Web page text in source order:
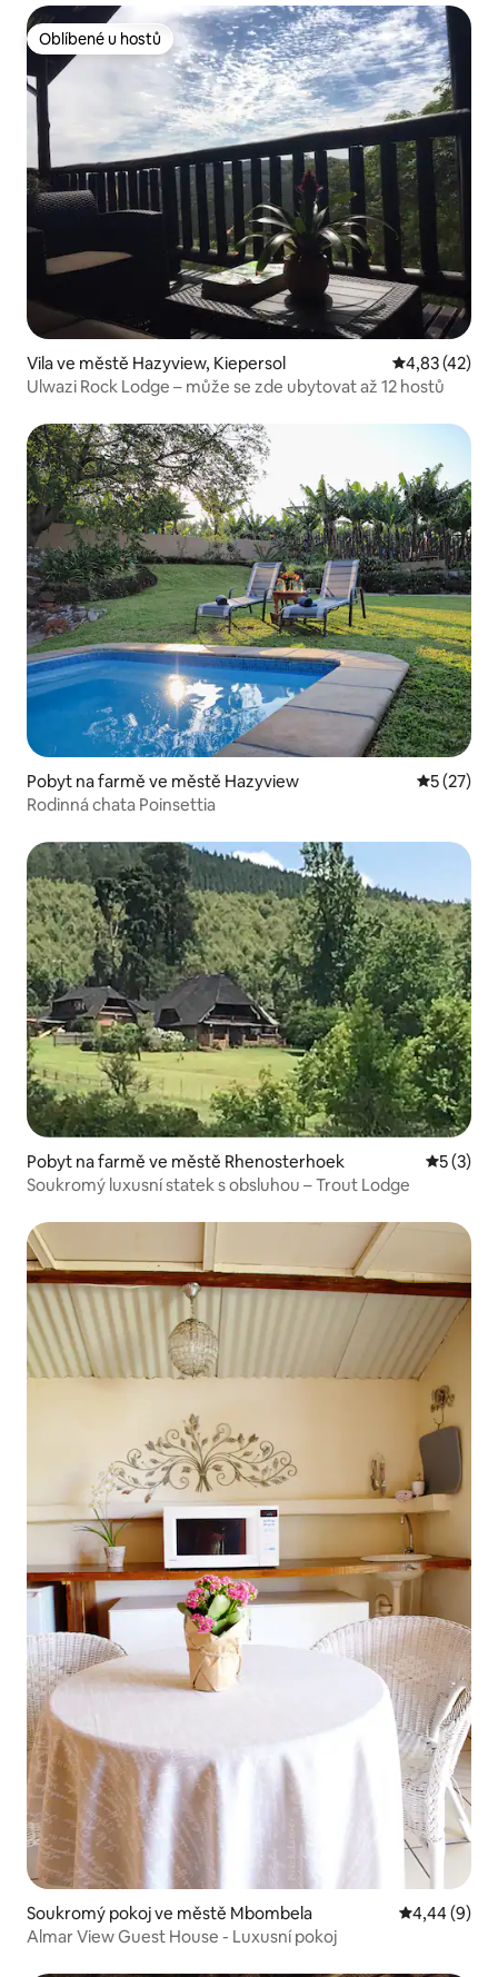
Oblíbené u hostů
Oblíbené u hostů
Vila ve městě Hazyview, Kiepersol Průměrné
4,83 (42)
Ulwazi Rock Lodge – může se zde ubytovat až 12 hostů
Pobyt na farmě ve městě Hazyview Průměrné
5 (27)
Rodinná chata Poinsettia
Pobyt na farmě ve městě Rhenosterhoek
5 (3)
Soukromý luxusní statek s obsluhou – Trout Lodge
Soukromý pokoj ve městě Mbombela Průměrné
4,44 (9)
Almar View Guest House - Luxusní pokoj